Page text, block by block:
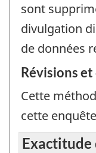
sont
divulgation
de données
Révisions
Cette
cette
Exactitude